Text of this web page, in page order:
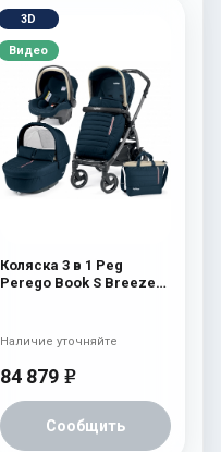
3D
Видео
Коляска 3 в 1 Peg
Perego Book S Breeze
Blue
84 879 e
Сообщить
Наличие уточняйте